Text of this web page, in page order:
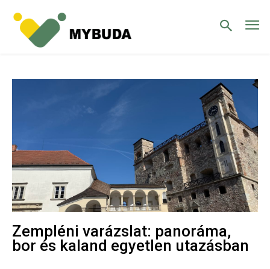
Zempléni varázslat: panoráma,
bor és kaland egyetlen utazásban